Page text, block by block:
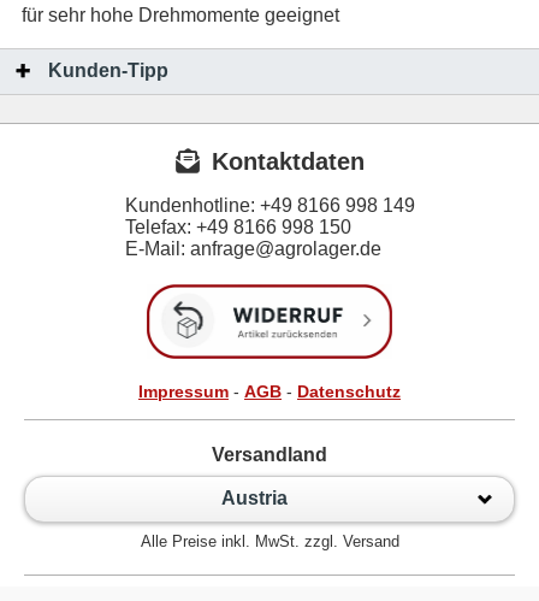
für sehr hohe Drehmomente geeignet
Kunden-Tipp
Kontaktdaten
Kundenhotline: +49 8166 998 149
Telefax: +49 8166 998 150
E-Mail: anfrage@agrolager.de
Impressum - AGB - Datenschutz
Versandland
Austria
Alle Preise inkl. MwSt. zzgl. Versand